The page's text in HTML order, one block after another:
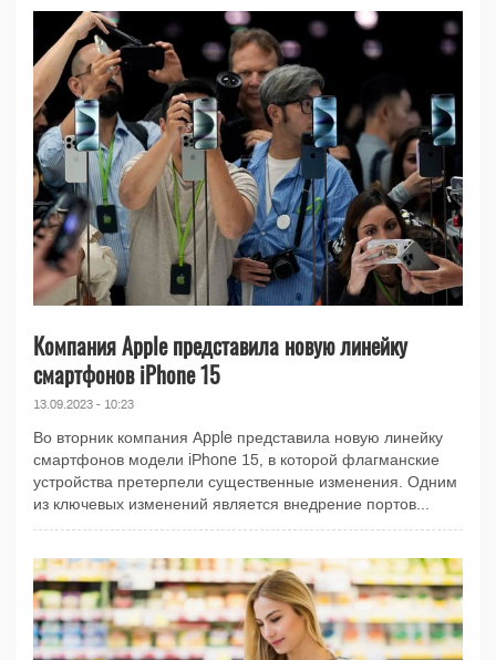
Компания Apple представила новую линейку
смартфонов iPhone 15
13.09.2023 - 10:23
Во вторник компания Apple представила новую линейку
смартфонов модели iPhone 15, в которой флагманские
устройства претерпели существенные изменения. Одним
из ключевых изменений является внедрение портов...